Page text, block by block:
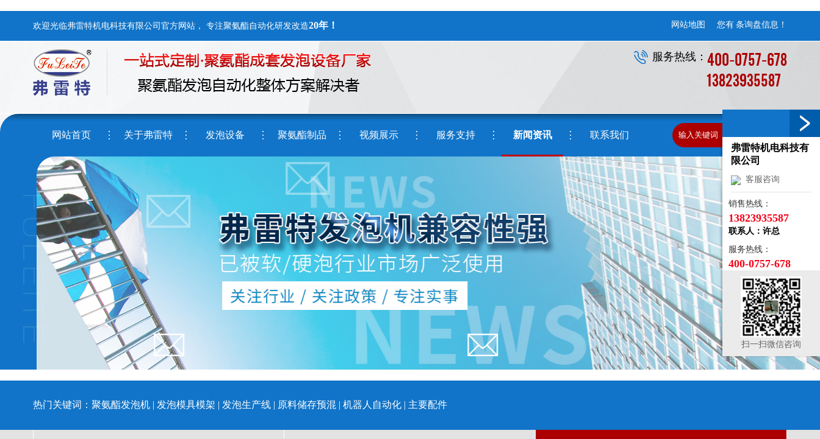
欢迎光临弗雷特机电科技有限公司官方网站， 专注聚氨酯自动化研发改造20年！ 网站地图 您有 条询盘信息！
服务热线： 400-0757-678
13823935587
网站首页 关于弗雷特 发泡设备 聚氨酯制品 视频展示 服务支持 新闻资讯 联系我们
热门关键词： 聚氨酯发泡机| 发泡模具模架 | 发泡生产线| 原料储存预混 | 机器人自动化| 主要配件
弗雷特机电科技有
限公司
客服咨询
销售热线：
13823935587
联系人：许总
服务热线：
400-0757-678
扫一扫微信咨询